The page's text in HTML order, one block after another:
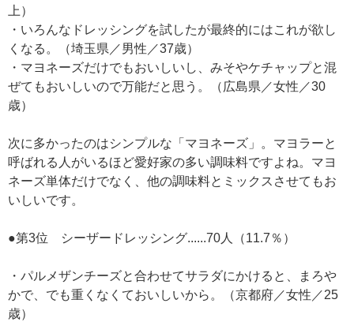
上）
・いろんなドレッシングを試したが最終的にはこれが欲し
くなる。（埼玉県／男性／37歳）
・マヨネーズだけでもおいしいし、みそやケチャップと混
ぜてもおいしいので万能だと思う。（広島県／女性／30
歳）
次に多かったのはシンプルな「マヨネーズ」。マヨラーと
呼ばれる人がいるほど愛好家の多い調味料ですよね。マヨ
ネーズ単体だけでなく、他の調味料とミックスさせてもお
いしいです。
●第3位 シーザードレッシング......70人（11.7％）
・パルメザンチーズと合わせてサラダにかけると、まろや
かで、でも重くなくておいしいから。（京都府／女性／25
歳）